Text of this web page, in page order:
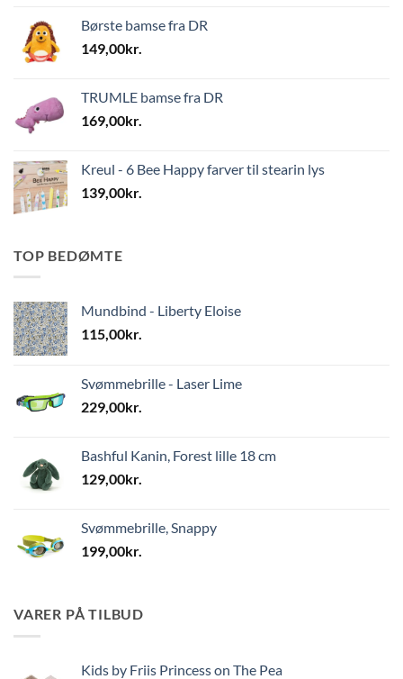
Børste bamse fra DR
149,00kr.
TRUMLE bamse fra DR
169,00kr.
Kreul - 6 Bee Happy farver til stearin lys
139,00kr.
TOP BEDØMTE
Mundbind - Liberty Eloise
115,00kr.
Svømmebrille - Laser Lime
229,00kr.
Bashful Kanin, Forest lille 18 cm
129,00kr.
Svømmebrille, Snappy
199,00kr.
VARER PÅ TILBUD
Kids by Friis Princess on The Pea